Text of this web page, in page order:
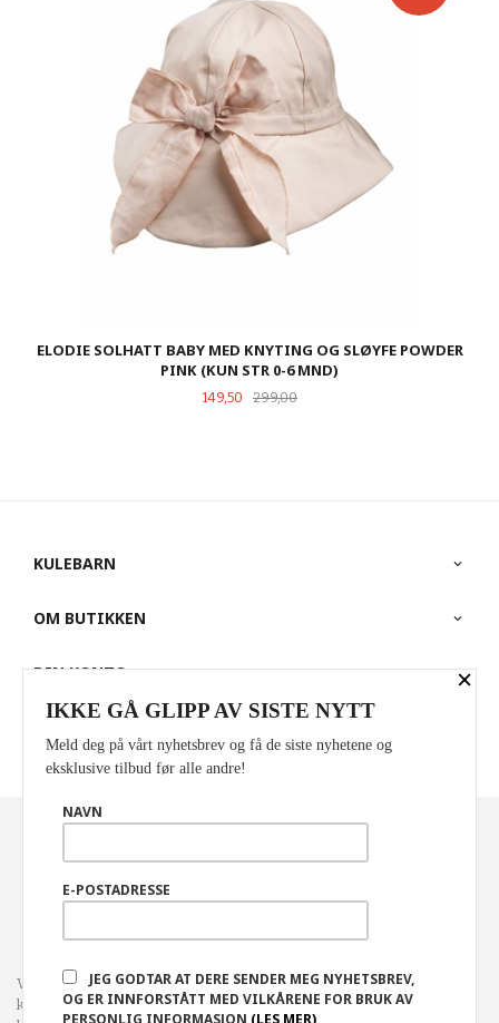
ELODIE SOLHATT BABY MED KNYTING OG SLØYFE POWDER
PINK (KUN STR 0-6 MND)
Tilbud
149,50 299,00Rabatt
KULEBARN
OM BUTIKKEN
DIN KONTO
FRAKT KJØPSBETINGELSER
Vår nettbutikk bruker cookies slik at du får en bedre
kjøpsopplevelse og vi kan yte deg bedre service. Vi bruker cookies
×
IKKE GÅ GLIPP AV SISTE NYTT
Meld deg på vårt nyhetsbrev og få de siste nyhetene og
eksklusive tilbud før alle andre!
NAVN
E-POSTADRESSE
JEG GODTAR AT DERE SENDER MEG NYHETSBREV,
OG ER INNFORSTÅTT MED VILKÅRENE FOR BRUK AV
PERSONLIG INFORMASJON (LES MER)